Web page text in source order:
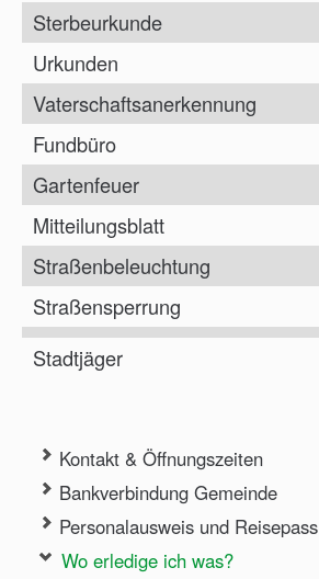
Sterbeurkunde
Urkunden
Vaterschaftsanerkennung
Fundbüro
Gartenfeuer
Mitteilungsblatt
Straßenbeleuchtung
Straßensperrung
Stadtjäger
Kontakt & Öffnungszeiten
Bankverbindung Gemeinde
Personalausweis und Reisepass
Wo erledige ich was?